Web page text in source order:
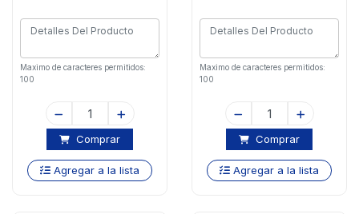
Maximo de caracteres permitidos:
100
Comprar
Agregar a la lista
Maximo de caracteres permitidos:
100
Comprar
Agregar a la lista